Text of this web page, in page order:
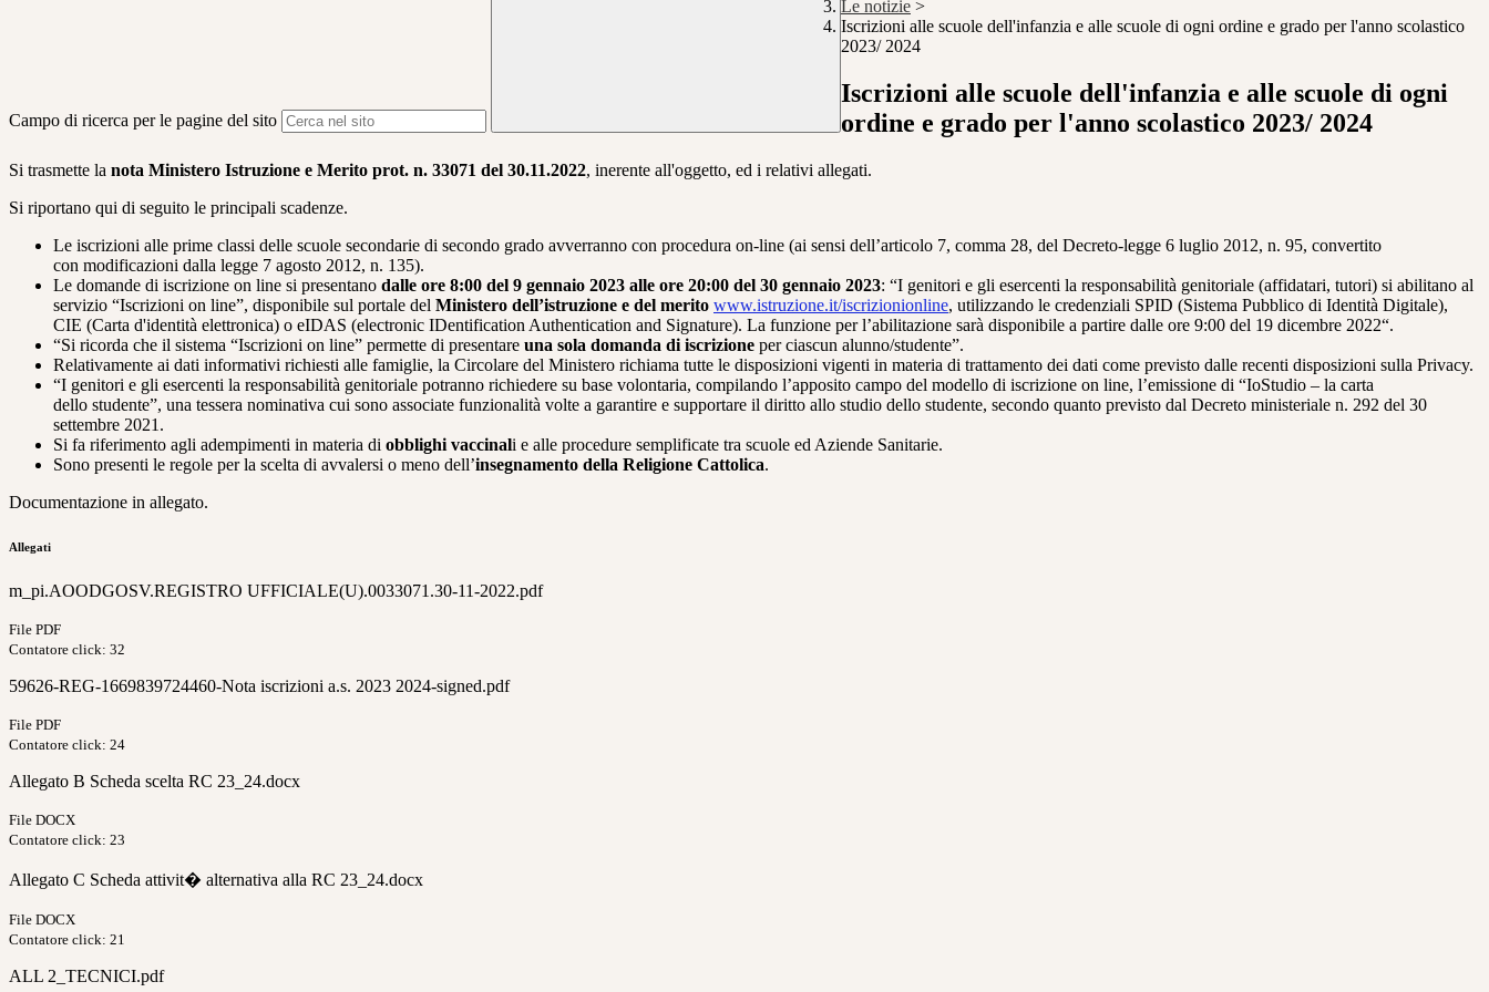
Campo di ricerca per le pagine del sito
Le notizie >
Iscrizioni alle scuole dell'infanzia e alle scuole di ogni ordine e grado per l'anno scolastico
2023/ 2024
Iscrizioni alle scuole dell'infanzia e alle scuole di ogni
ordine e grado per l'anno scolastico 2023/ 2024
Si trasmette la nota Ministero Istruzione e Merito prot. n. 33071 del 30.11.2022, inerente all'oggetto, ed i relativi allegati.
Si riportano qui di seguito le principali scadenze.
Le iscrizioni alle prime classi delle scuole secondarie di secondo grado avverranno con procedura on-line (ai sensi dell’articolo 7, comma 28, del Decreto-legge 6 luglio 2012, n. 95, convertito
con modificazioni dalla legge 7 agosto 2012, n. 135).
Le domande di iscrizione on line si presentano dalle ore 8:00 del 9 gennaio 2023 alle ore 20:00 del 30 gennaio 2023: “I genitori e gli esercenti la responsabilità genitoriale (affidatari, tutori) si abilitano al
servizio “Iscrizioni on line”, disponibile sul portale del Ministero dell’istruzione e del merito www.istruzione.it/iscrizionionline, utilizzando le credenziali SPID (Sistema Pubblico di Identità Digitale),
CIE (Carta d'identità elettronica) o eIDAS (electronic IDentification Authentication and Signature). La funzione per l’abilitazione sarà disponibile a partire dalle ore 9:00 del 19 dicembre 2022“.
“Si ricorda che il sistema “Iscrizioni on line” permette di presentare una sola domanda di iscrizione per ciascun alunno/studente”.
Relativamente ai dati informativi richiesti alle famiglie, la Circolare del Ministero richiama tutte le disposizioni vigenti in materia di trattamento dei dati come previsto dalle recenti disposizioni sulla Privacy.
“I genitori e gli esercenti la responsabilità genitoriale potranno richiedere su base volontaria, compilando l’apposito campo del modello di iscrizione on line, l’emissione di “IoStudio – la carta
dello studente”, una tessera nominativa cui sono associate funzionalità volte a garantire e supportare il diritto allo studio dello studente, secondo quanto previsto dal Decreto ministeriale n. 292 del 30
settembre 2021.
Si fa riferimento agli adempimenti in materia di obblighi vaccinali e alle procedure semplificate tra scuole ed Aziende Sanitarie.
Sono presenti le regole per la scelta di avvalersi o meno dell’insegnamento della Religione Cattolica.
Documentazione in allegato.
Allegati
m_pi.AOODGOSV.REGISTRO UFFICIALE(U).0033071.30-11-2022.pdf
File PDF
Contatore click: 32
59626-REG-1669839724460-Nota iscrizioni a.s. 2023 2024-signed.pdf
File PDF
Contatore click: 24
Allegato B Scheda scelta RC 23_24.docx
File DOCX
Contatore click: 23
Allegato C Scheda attivit� alternativa alla RC 23_24.docx
File DOCX
Contatore click: 21
ALL 2_TECNICI.pdf